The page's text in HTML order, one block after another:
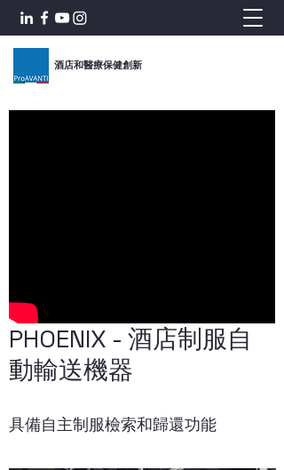
酒店和醫療保健創新
PHOENIX - 酒店制服自
動輸送機器
具備自主制服檢索和歸還功能